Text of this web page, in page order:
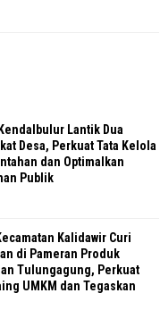
Lantik Dua
Desa, Perkuat Tata Kelola
dan Optimalkan
Publik
Kalidawir Curi
di Pameran Produk
Tulungagung, Perkuat
UMKM dan Tegaskan